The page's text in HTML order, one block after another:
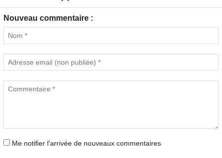
Nouveau commentaire :
Me notifier l'arrivée de nouveaux commentaires